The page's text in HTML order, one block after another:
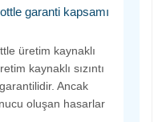
garanti kapsamı
üretim kaynaklı
kaynaklı sızıntı
Ancak
oluşan hasarlar